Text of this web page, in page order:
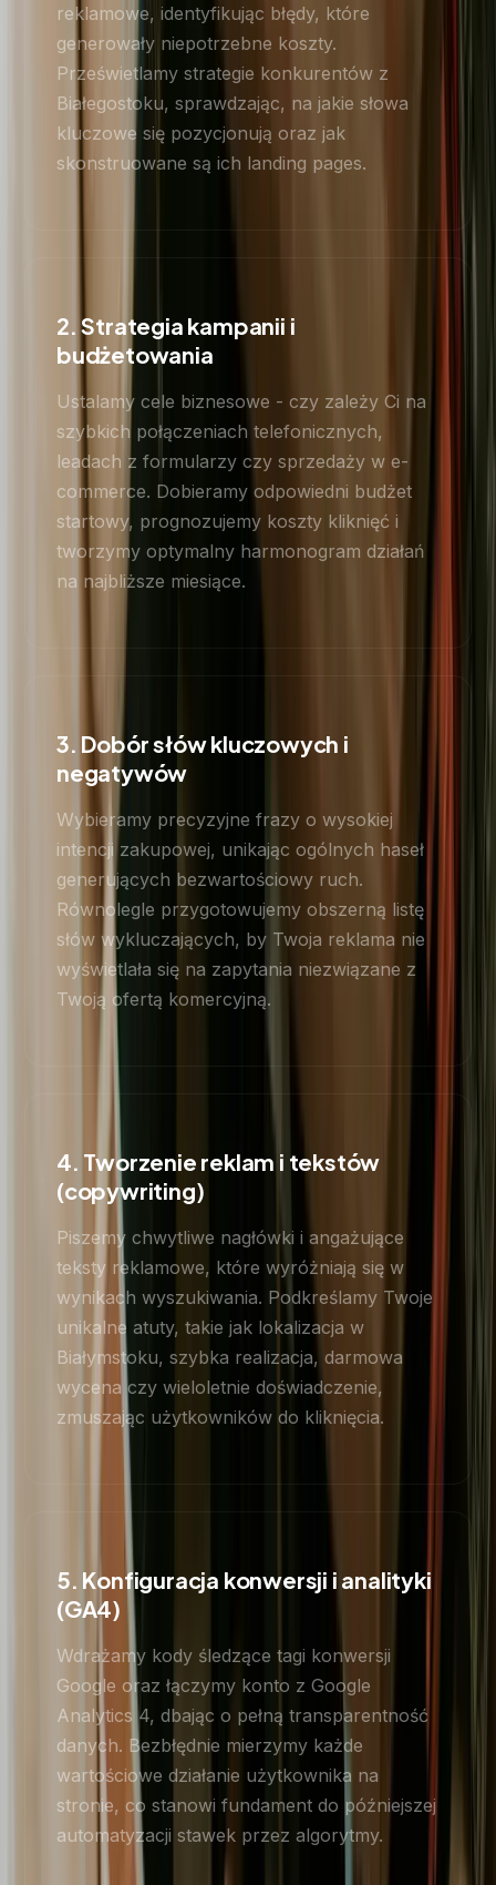
reklamowe, identyfikując błędy, które
generowały niepotrzebne koszty.
Prześwietlamy strategie konkurentów z
Białegostoku, sprawdzając, na jakie słowa
kluczowe się pozycjonują oraz jak
skonstruowane są ich landing pages.
2. Strategia kampanii i
budżetowania
Ustalamy cele biznesowe - czy zależy Ci na
szybkich połączeniach telefonicznych,
leadach z formularzy czy sprzedaży w e-
commerce. Dobieramy odpowiedni budżet
startowy, prognozujemy koszty kliknięć i
tworzymy optymalny harmonogram działań
na najbliższe miesiące.
3. Dobór słów kluczowych i
negatywów
Wybieramy precyzyjne frazy o wysokiej
intencji zakupowej, unikając ogólnych haseł
generujących bezwartościowy ruch.
Równolegle przygotowujemy obszerną listę
słów wykluczających, by Twoja reklama nie
wyświetlała się na zapytania niezwiązane z
Twoją ofertą komercyjną.
4. Tworzenie reklam i tekstów
(copywriting)
Piszemy chwytliwe nagłówki i angażujące
teksty reklamowe, które wyróżniają się w
wynikach wyszukiwania. Podkreślamy Twoje
unikalne atuty, takie jak lokalizacja w
Białymstoku, szybka realizacja, darmowa
wycena czy wieloletnie doświadczenie,
zmuszając użytkowników do kliknięcia.
5. Konfiguracja konwersji i analityki
(GA4)
Wdrażamy kody śledzące tagi konwersji
Google oraz łączymy konto z Google
Analytics 4, dbając o pełną transparentność
danych. Bezbłędnie mierzymy każde
wartościowe działanie użytkownika na
stronie, co stanowi fundament do późniejszej
automatyzacji stawek przez algorytmy.